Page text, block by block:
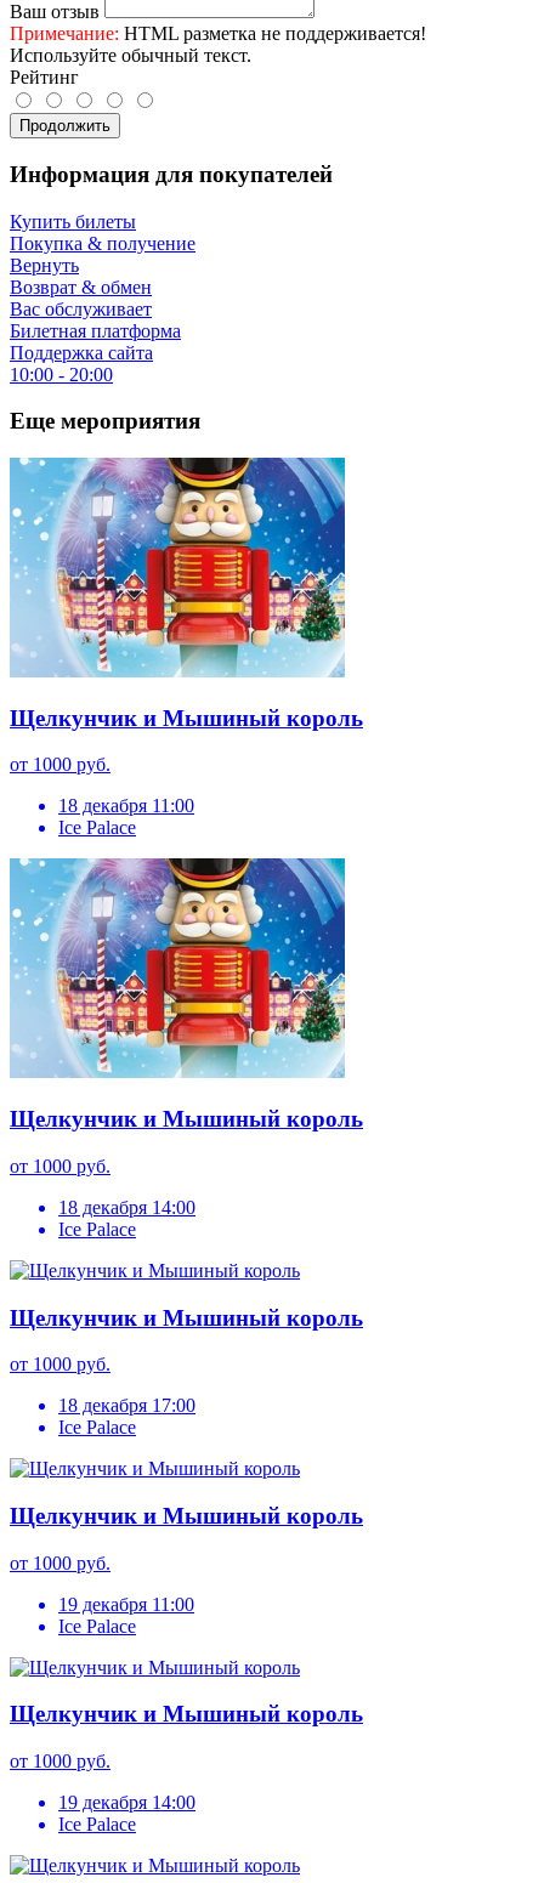
Ваш отзыв
Примечание: HTML разметка не поддерживается!
Используйте обычный текст.
Рейтинг
Продолжить
Информация для покупателей
Купить билеты
Покупка & получение
Вернуть
Возврат & обмен
Вас обслуживает
Билетная платформа
Поддержка сайта
10:00 - 20:00
Еще мероприятия
Щелкунчик и Мышиный король
от 1000 руб.
18 декабря 11:00
Ice Palace
Щелкунчик и Мышиный король
от 1000 руб.
18 декабря 14:00
Ice Palace
Щелкунчик и Мышиный король
от 1000 руб.
18 декабря 17:00
Ice Palace
Щелкунчик и Мышиный король
от 1000 руб.
19 декабря 11:00
Ice Palace
Щелкунчик и Мышиный король
от 1000 руб.
19 декабря 14:00
Ice Palace